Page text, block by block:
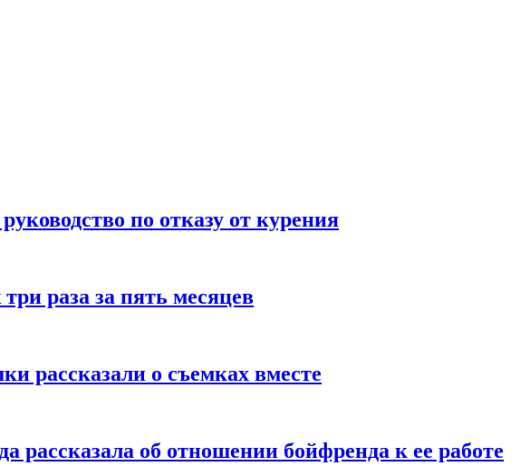
по отказу от курения
раза за пять месяцев
рассказали о съемках вместе
рассказала об отношении бойфренда к ее работе